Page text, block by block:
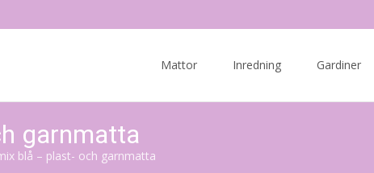
Mattor Inredning Gardiner
garnmatta
blå – plast- och garnmatta